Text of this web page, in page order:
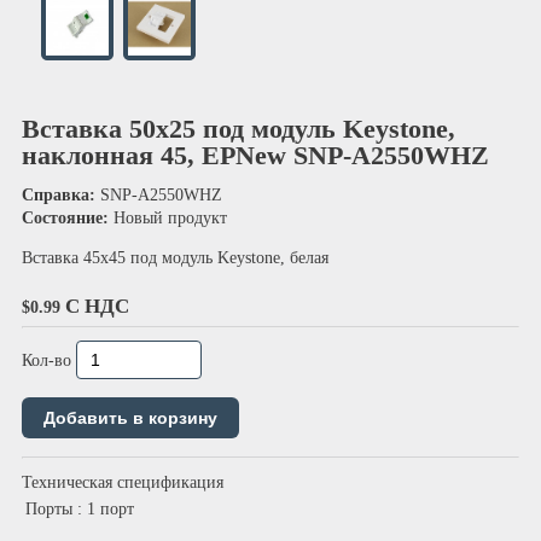
Вставка 50х25 под модуль Keystone,
наклонная 45, EPNew SNP-A2550WHZ
Справка: SNP-A2550WHZ
Состояние: Новый продукт
Вставка 45х45 под модуль Keystone, белая
$0.99 С НДС
Кол-во
Техническая спецификация
Порты : 1 порт